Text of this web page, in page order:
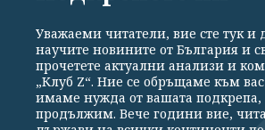
Уважаеми читатели, вие сте тук и
научите новините от България и
прочетете актуални анализи и
„Клуб Z“. Ние се обръщаме към
имаме нужда от вашата подкрепа,
продължим. Вече години вие,